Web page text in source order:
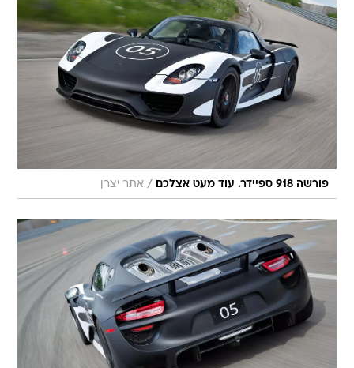
פורשה 918 ספיידר. עוד מעט אצלכם / אתר יצרן